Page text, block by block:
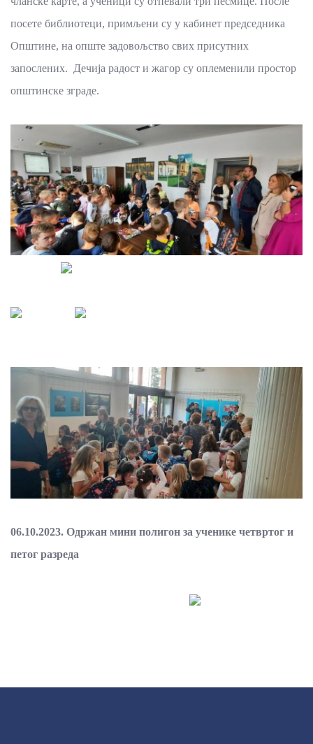
посете библиотеци, примљени су у кабинет председника
Општине, на опште задовољство свих присутних
запослених. Дечија радост и жагор су оплеменили простор
општинске зграде.
06.10.2023. Одржан мини полигон за ученике четвртог и
петог разреда